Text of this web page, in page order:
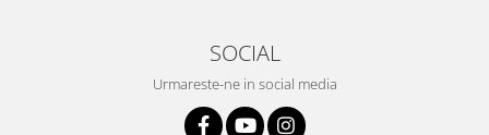
SOCIAL
Urmareste-ne in social media